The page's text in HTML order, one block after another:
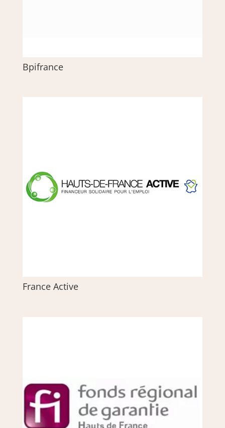
Bpifrance
France Active